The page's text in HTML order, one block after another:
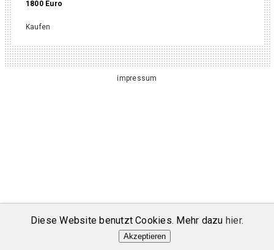
1800 Euro
Kaufen
impressum
Diese Website benutzt Cookies. Mehr dazu hier.
Akzeptieren